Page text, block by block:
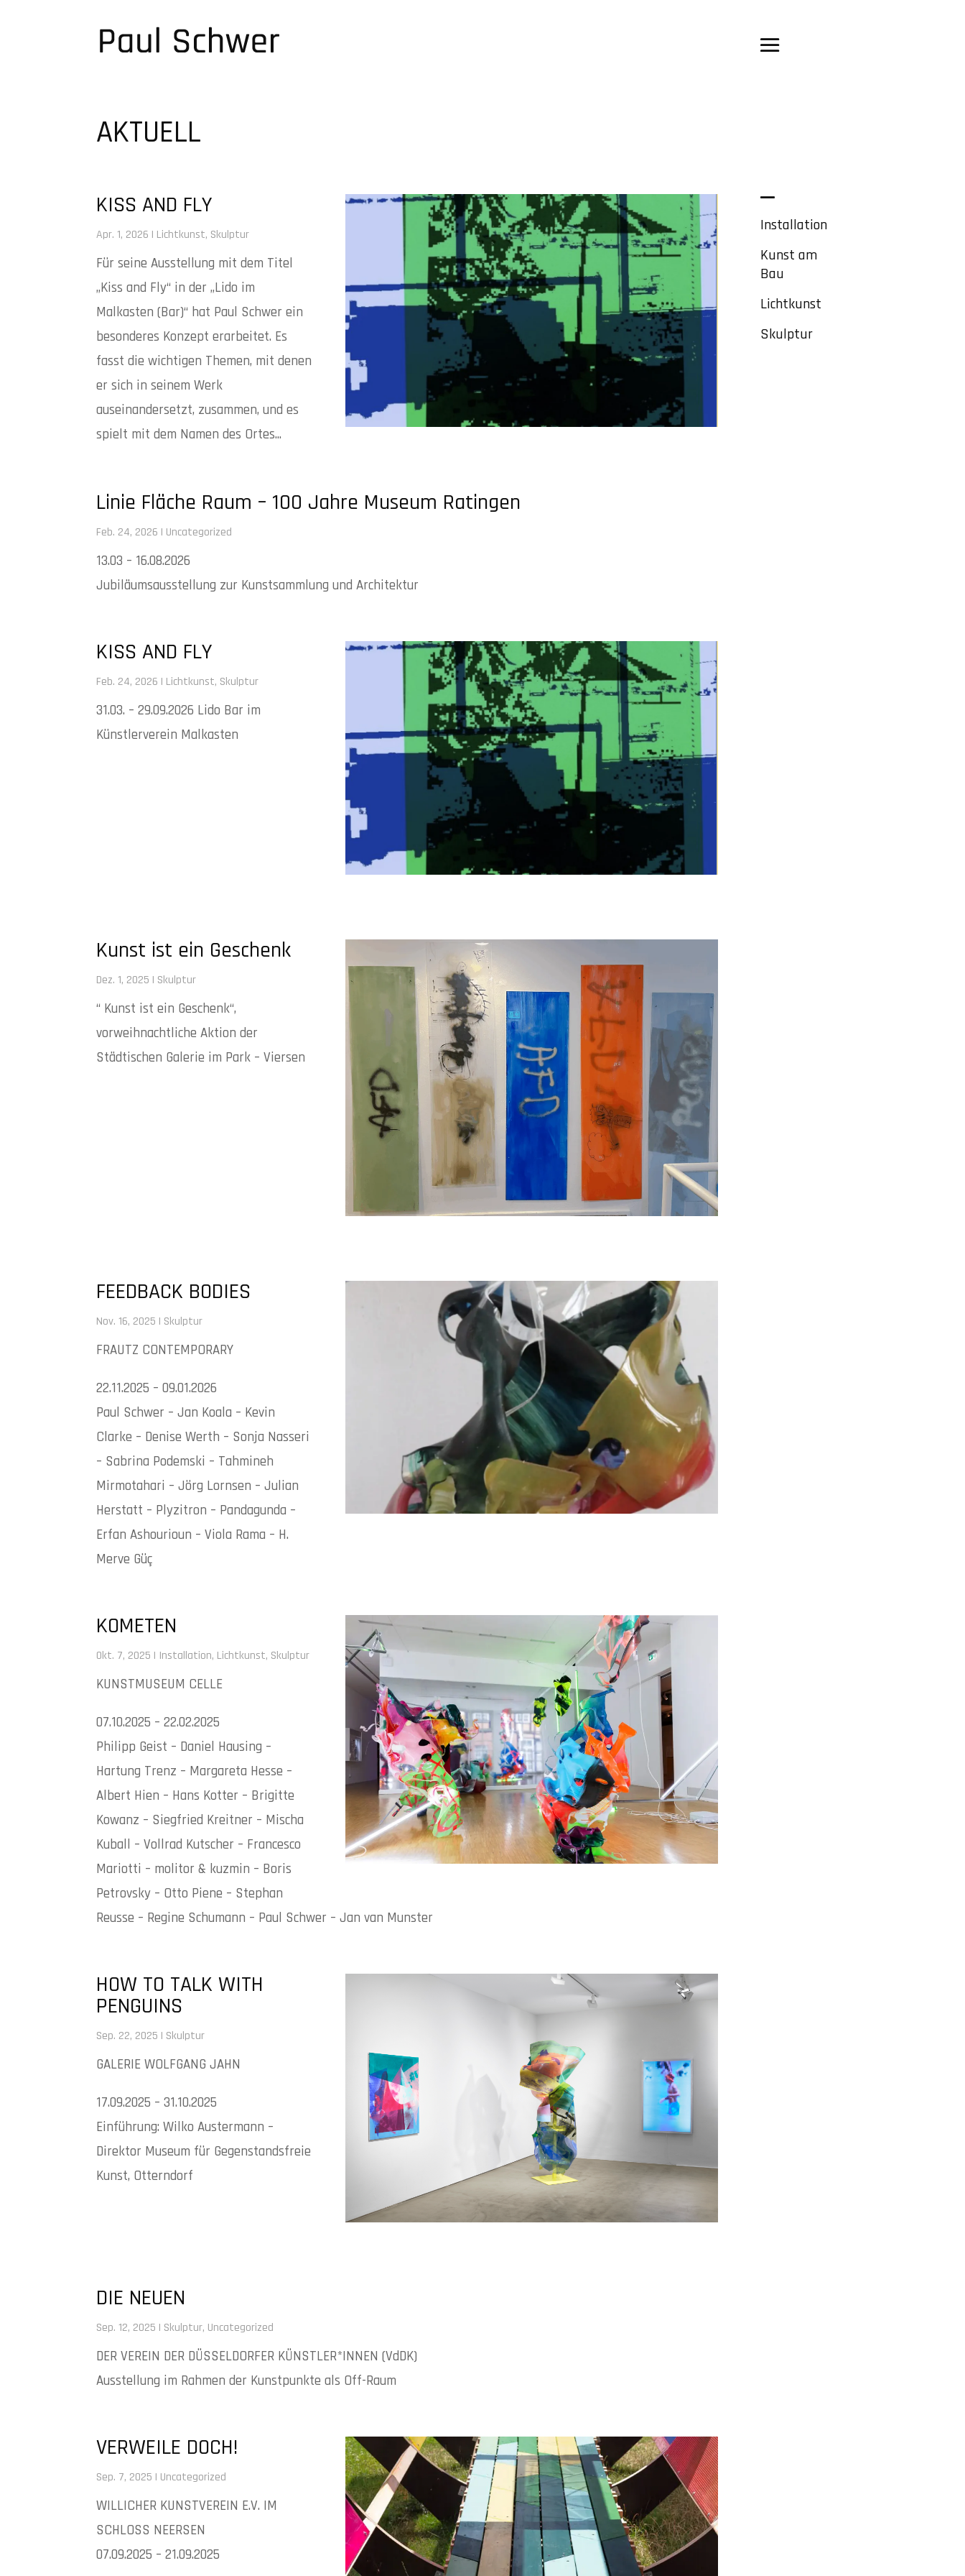
AKTUELL
KISS AND FLY
Apr. 1, 2026 | Lichtkunst, Skulptur
Für seine Ausstellung mit dem Titel
„Kiss and Fly“ in der „Lido im
Malkasten (Bar)“ hat Paul Schwer ein
besonderes Konzept erarbeitet. Es
fasst die wichtigen Themen, mit denen
er sich in seinem Werk
auseinandersetzt, zusammen, und es
spielt mit dem Namen des Ortes...
Linie Fläche Raum – 100 Jahre Museum Ratingen
Feb. 24, 2026 | Uncategorized
13.03 – 16.08.2026
Jubiläumsausstellung zur Kunstsammlung und Architektur
KISS AND FLY
Feb. 24, 2026 | Lichtkunst, Skulptur
31.03. – 29.09.2026 Lido Bar im
Künstlerverein Malkasten
Kunst ist ein Geschenk
Dez. 1, 2025 | Skulptur
“ Kunst ist ein Geschenk“,
vorweihnachtliche Aktion der
Städtischen Galerie im Park – Viersen
FEEDBACK BODIES
Nov. 16, 2025 | Skulptur
FRAUTZ CONTEMPORARY
22.11.2025 – 09.01.2026
Paul Schwer – Jan Koala – Kevin
Clarke – Denise Werth – Sonja Nasseri
– Sabrina Podemski – Tahmineh
Mirmotahari – Jörg Lornsen – Julian
Herstatt – Plyzitron – Pandagunda –
Erfan Ashourioun – Viola Rama – H.
Merve Güç
KOMETEN
Okt. 7, 2025 | Installation, Lichtkunst, Skulptur
KUNSTMUSEUM CELLE
07.10.2025 – 22.02.2025
Philipp Geist – Daniel Hausing –
Hartung Trenz – Margareta Hesse –
Albert Hien – Hans Kotter – Brigitte
Kowanz – Siegfried Kreitner – Mischa
Kuball – Vollrad Kutscher – Francesco
Mariotti – molitor & kuzmin – Boris
Petrovsky – Otto Piene – Stephan
Reusse – Regine Schumann – Paul Schwer – Jan van Munster
HOW TO TALK WITH
PENGUINS
Sep. 22, 2025 | Skulptur
GALERIE WOLFGANG JAHN
17.09.2025 – 31.10.2025
Einführung: Wilko Austermann –
Direktor Museum für Gegenstandsfreie
Kunst, Otterndorf
DIE NEUEN
Sep. 12, 2025 | Skulptur, Uncategorized
DER VEREIN DER DÜSSELDORFER KÜNSTLER*INNEN (VdDK)
Ausstellung im Rahmen der Kunstpunkte als Off-Raum
VERWEILE DOCH!
Sep. 7, 2025 | Uncategorized
WILLICHER KUNSTVEREIN E.V. IM
SCHLOSS NEERSEN
07.09.2025 – 21.09.2025
Installation
Kunst am
Bau
Lichtkunst
Skulptur